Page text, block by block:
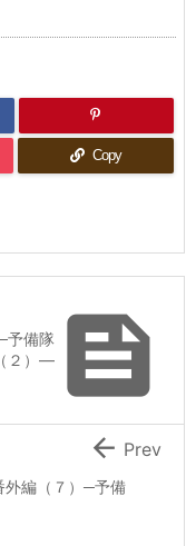
Copy

予備隊
２）―
編（７）─予備
 Prev